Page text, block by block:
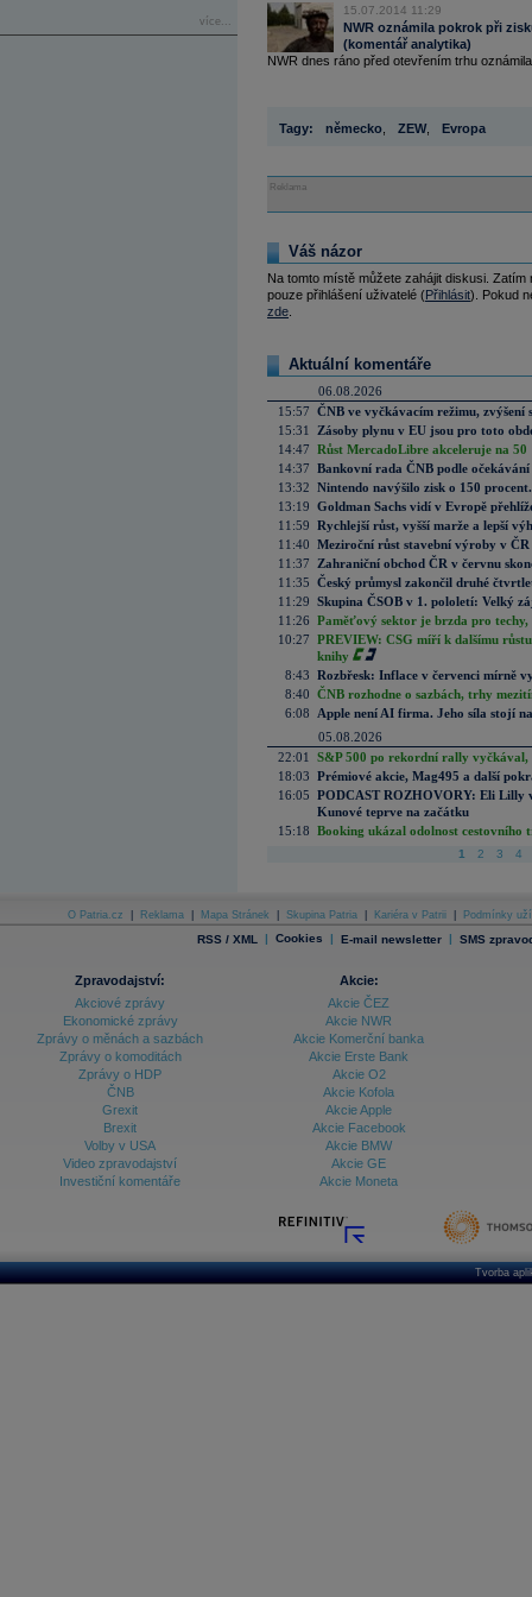
více...
15.07.2014 11:29
NWR oznámila pokrok při
(komentář analytika)
NWR dnes ráno před otevřením trhu
Tagy: německo ZEW, Evropa
Reklama
Váš názor
Na tomto místě můžete zahájit diskusi.
pouze přihlášení uživatelé (Přihlásit). Pokud
zde
Aktuální komentáře
06.08.2026
15:57 ČNB ve vyčkávacím režimu, zvýšení
15:31
Zásoby plynu v EU jsou pro toto
14:47 Růst MercadoLibre akceleruje na
14:37 Bankovní rada ČNB podle
13:32 Nintendo navýšilo zisk o 150
13:19 Goldman Sachs vidí v Evropě
11:59 Rychlejší růst, vyšší marže a lepší
11:40 Meziroční růst stavební výroby v
11:37
Zahraniční obchod ČR v červnu
11:35 Český průmysl zakončil druhé
11:29 Skupina ČSOB v 1. pololetí: Velký
11:26 Paměťový sektor je brzda pro techy,
10:27 PREVIEW: CSG míří k dalšímu
knihy
8:43 Rozbřesk: Inflace v červenci mírně
8:40 ČNB rozhodne o sazbách, trhy
6:08
Apple není AI firma. Jeho síla stojí
05.08.2026
22:01
S&P 500 po rekordní rally vyčkával,
18:03 Prémiové akcie, Mag495 a další
16:05 PODCAST ROZHOVORY: Eli Lilly
Kunové teprve na začátku
15:18 Booking ukázal odolnost cestovního
1 2 3 4
O Patria.cz Reklama Mapa Stránek Skupina Patria Kariéra v Patrii Podmínky
RSS / XML | Cookies | E-mail newsletter | SMS
Zpravodajství:
Akciové zprávy
Ekonomické zprávy
Zprávy o měnách a sazbách
Zprávy o komoditách
Zprávy o HDP
ČNB
Grexit
Brexit
Volby v USA
Video zpravodajství
Investiční komentáře
Akcie:
Akcie ČEZ
Akcie NWR
Akcie Komerční banka
Akcie Erste Bank
Akcie O2
Akcie Kofola
Akcie Apple
Akcie Facebook
Akcie BMW
Akcie GE
Akcie Moneta
Tvorba